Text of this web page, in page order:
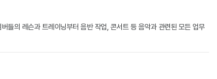
들의 레슨과 트레이닝부터 음반 작업, 콘서트 등 음악과 관련된 모든 업무